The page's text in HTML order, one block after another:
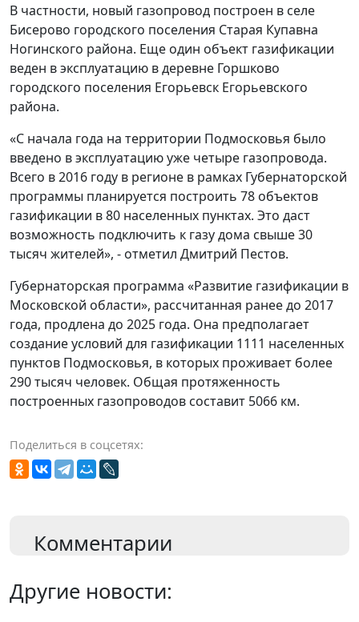
В частности, новый газопровод построен в селе
Бисерово городского поселения Старая Купавна
Ногинского района. Еще один объект газификации
веден в эксплуатацию в деревне Горшково
городского поселения Егорьевск Егорьевского
района.
«С начала года на территории Подмосковья было
введено в эксплуатацию уже четыре газопровода.
Всего в 2016 году в регионе в рамках Губернаторской
программы планируется построить 78 объектов
газификации в 80 населенных пунктах. Это даст
возможность подключить к газу дома свыше 30
тысяч жителей», - отметил Дмитрий Пестов.
Губернаторская программа «Развитие газификации в
Московской области», рассчитанная ранее до 2017
года, продлена до 2025 года. Она предполагает
создание условий для газификации 1111 населенных
пунктов Подмосковья, в которых проживает более
290 тысяч человек. Общая протяженность
построенных газопроводов составит 5066 км.
Поделиться в соцсетях:
Комментарии
Другие новости: